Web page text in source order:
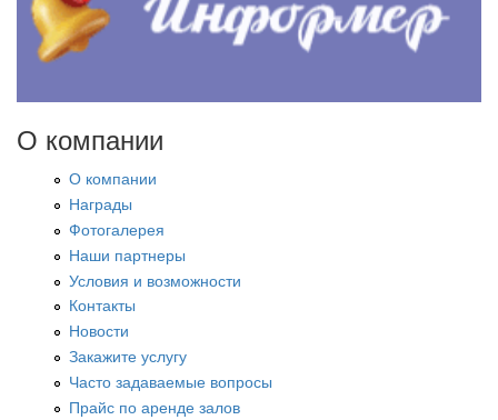
О компании
О компании
Награды
Фотогалерея
Наши партнеры
Условия и возможности
Контакты
Новости
Закажите услугу
Часто задаваемые вопросы
Прайс по аренде залов